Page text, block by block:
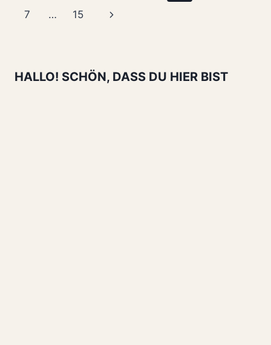
Seite
7 … 15
Nächste
HALLO! SCHÖN, DASS DU HIER BIST